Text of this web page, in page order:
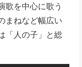
歌を中心に歌う
まねなど幅広い
「人の子」と総